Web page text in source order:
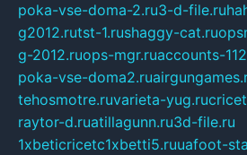
poka-vse-doma-2.ru3-d-file.ru
g2012.rutst-1.rushaggy-cat.ru
g-2012.ruops-mgr.ruaccounts-
poka-vse-doma2.ru
tehosmotre.ruvarieta-yug.ru
raytor-d.ruatillagunn.ru3d-file.ru
1xbeticricetc1xbetti5.ruuafoot-